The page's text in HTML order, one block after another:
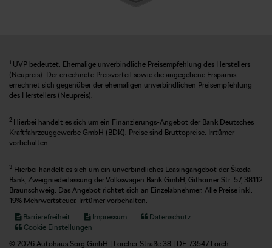
1 UVP bedeutet: Ehemalige unverbindliche Preisempfehlung des Herstellers
(Neupreis). Der errechnete Preisvorteil sowie die angegebene Ersparnis
errechnet sich gegenüber der ehemaligen unverbindlichen Preisempfehlung
des Herstellers (Neupreis).
2 Hierbei handelt es sich um ein Finanzierungs-Angebot der Bank Deutsches
Kraftfahrzeuggewerbe GmbH (BDK). Preise sind Bruttopreise. Irrtümer
vorbehalten.
3 Hierbei handelt es sich um ein unverbindliches Leasingangebot der Škoda
Bank, Zweigniederlassung der Volkswagen Bank GmbH, Gifhorner Str. 57, 38112
Braunschweig. Das Angebot richtet sich an Einzelabnehmer. Alle Preise inkl.
19% Mehrwertsteuer. Irrtümer vorbehalten.
Barrierefreiheit
Impressum
Datenschutz
Cookie Einstellungen
© 2026 Autohaus Sorg GmbH | Lorcher Straße 38 | DE-73547 Lorch-